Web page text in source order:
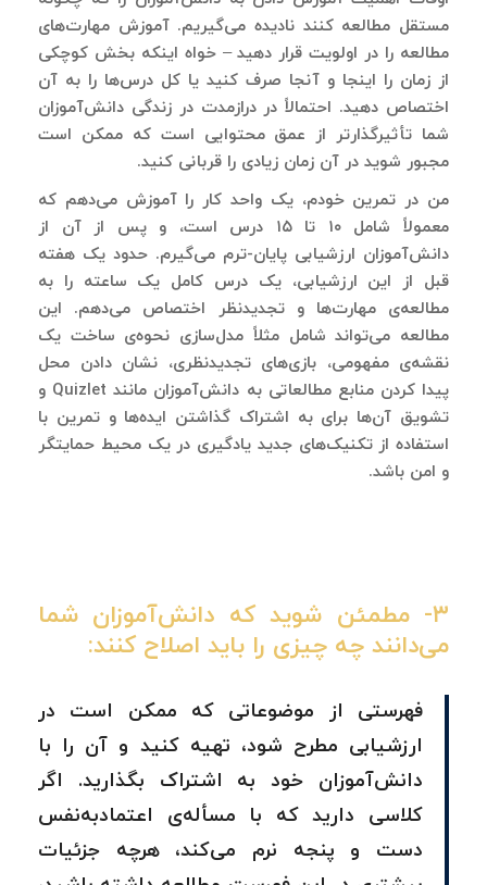
مستقل مطالعه کنند نادیده می‌گیریم. آموزش مهارت‌های
مطالعه را در اولویت قرار دهید – خواه اینکه بخش کوچکی
از زمان را اینجا و آنجا صرف کنید یا کل درس‌ها را به آن
اختصاص دهید. احتمالاً در درازمدت در زندگی دانش‌آموزان
شما تأثیرگذارتر از عمق محتوایی است که ممکن است
مجبور شوید در آن زمان زیادی را قربانی کنید.
من در تمرین خودم، یک واحد کار را آموزش می‌دهم که
معمولاً شامل ۱۰ تا ۱۵ درس است، و پس از آن از
دانش‌آموزان ارزشیابی پایان-ترم می‌گیرم. حدود یک هفته
قبل از این ارزشیابی، یک درس کامل یک ساعته را به
مطالعه‌ی مهارت‌ها و تجدیدنظر اختصاص می‌دهم. این
مطالعه می‌تواند شامل مثلاً مدل‌سازی نحوه‌ی ساخت یک
نقشه‌ی مفهومی، بازی‌های تجدیدنظری، نشان دادن محل
پیدا کردن منابع مطالعاتی به دانش‌آموزان مانند Quizlet و
تشویق آن‌ها برای به اشتراک گذاشتن ایده‌ها و تمرین با
استفاده از تکنیک‌های جدید یادگیری در یک محیط حمایتگر
و امن باشد.
۳- مطمئن شوید که دانش‌آموزان شما
می‌دانند چه چیزی را باید اصلاح کنند:
فهرستی از موضوعاتی که ممکن است در
ارزشیابی مطرح شود، تهیه کنید و آن را با
دانش‌آموزان خود به اشتراک بگذارید. اگر
کلاسی دارید که با مسأله‌ی اعتمادبه‌نفس
دست و پنجه نرم می‌کند، هرچه جزئیات